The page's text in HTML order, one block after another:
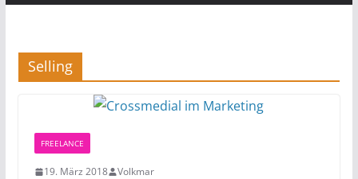
Selling
FREELANCE
19. März 2018 Volkmar